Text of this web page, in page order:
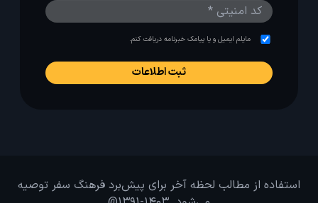
مایلم ایمیل و یا پیامک خبرنامه دریافت کنم.
استفاده از مطالب لحظه آخر برای پیش‌برد فرهنگ سفر توصیه